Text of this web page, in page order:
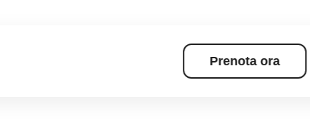
Prenota ora